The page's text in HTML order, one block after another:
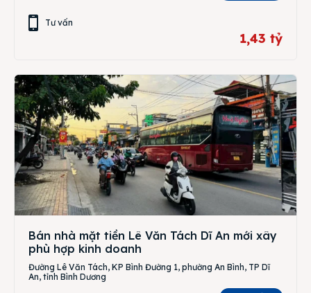
Tư vấn
1,43 tỷ
Bán nhà mặt tiền Lê Văn Tách Dĩ An mới xây
phù hợp kinh doanh
Đường Lê Văn Tách, KP Bình Đường 1, phường An Bình, TP Dĩ
An, tỉnh Bình Dương